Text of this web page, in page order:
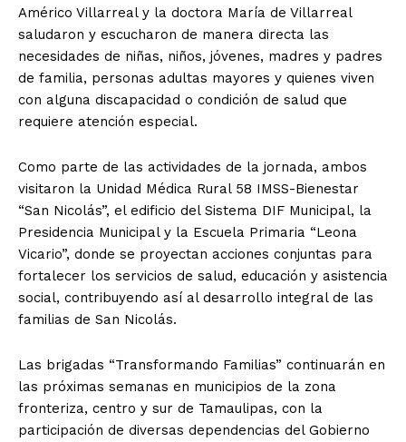
Américo Villarreal y la doctora María de Villarreal
saludaron y escucharon de manera directa las
necesidades de niñas, niños, jóvenes, madres y padres
de familia, personas adultas mayores y quienes viven
con alguna discapacidad o condición de salud que
requiere atención especial.
Como parte de las actividades de la jornada, ambos
visitaron la Unidad Médica Rural 58 IMSS-Bienestar
“San Nicolás”, el edificio del Sistema DIF Municipal, la
Presidencia Municipal y la Escuela Primaria “Leona
Vicario”, donde se proyectan acciones conjuntas para
fortalecer los servicios de salud, educación y asistencia
social, contribuyendo así al desarrollo integral de las
familias de San Nicolás.
Las brigadas “Transformando Familias” continuarán en
las próximas semanas en municipios de la zona
fronteriza, centro y sur de Tamaulipas, con la
participación de diversas dependencias del Gobierno